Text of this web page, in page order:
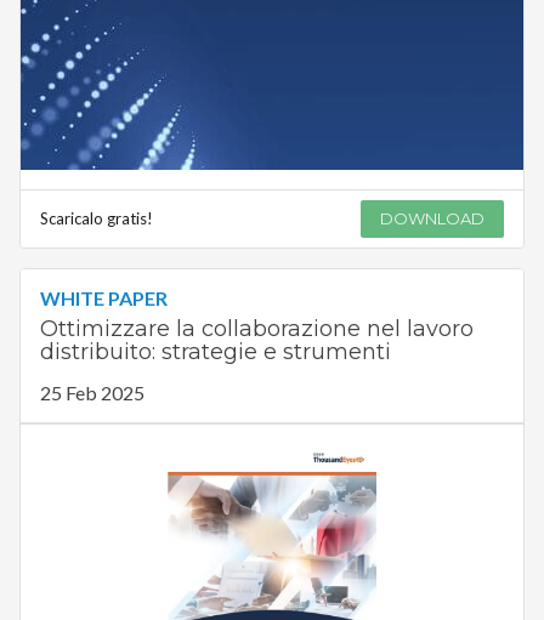
Scaricalo gratis! DOWNLOAD
WHITE PAPER
Ottimizzare la collaborazione nel lavoro
distribuito: strategie e strumenti
25 Feb 2025